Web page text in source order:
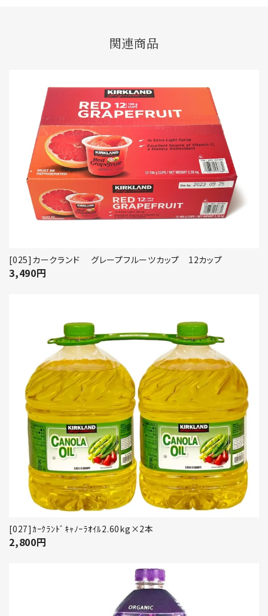
関連商品
[025]カークランド グレープフルーツカップ 12カップ
3,490円
[027]ｶｰｸﾗﾝﾄﾞｷｬﾉｰﾗｵｲﾙ2.60kg×2本
2,800円